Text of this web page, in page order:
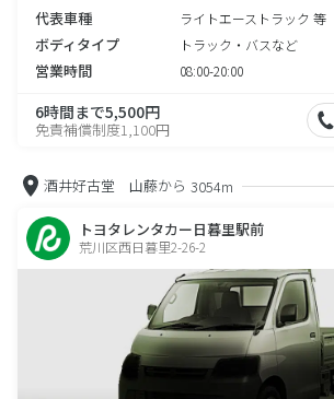
代表車種 ライトエーストラック 等
ボディタイプ トラック・バスなど
営業時間 08:00-20:00
6時間まで5,500円
免責補償制度1,100円
酒井好古堂 山藤から 3054m
トヨタレンタカー日暮里駅前
荒川区西日暮里2-26-2